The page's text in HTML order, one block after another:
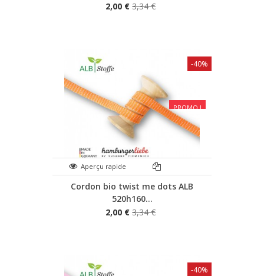
2,00 € 3,34 €
PROMO !
Aperçu rapide
Cordon bio twist me dots ALB
520h160...
2,00 € 3,34 €
-40%
-40%